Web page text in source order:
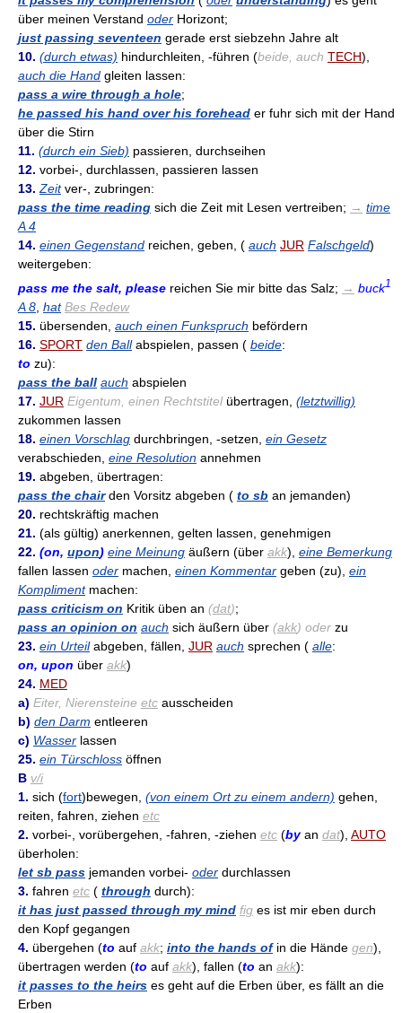
über meinen Verstand oder Horizont;
just passing seventeen gerade erst siebzehn Jahre alt
10. (durch etwas) hindurchleiten, -führen (beide, auch TECH),
auch die Hand gleiten lassen:
pass a wire through a hole;
he passed his hand over his forehead er fuhr sich mit der Hand
über die Stirn
11. (durch ein Sieb) passieren, durchseihen
12. vorbei-, durchlassen, passieren lassen
13. Zeitver-, zubringen:
pass the time reading sich die Zeit mit Lesen vertreiben; → time
A 4
14. einen Gegenstand reichen, geben, ( auch JUR Falschgeld)
weitergeben:
pass me the salt, please reichen Sie mir bitte das Salz; → buck1
A 8 hat Bes Redew
15. übersenden, auch einen Funkspruch befördern
16. SPORT den Ballabspielen, passen ( beide:
to zu):
pass the ball auch abspielen
17. JUR Eigentum, einen Rechtstitelübertragen, (letztwillig)
zukommen lassen
18. einen Vorschlag durchbringen, -setzen, ein Gesetz
verabschieden, eine Resolution annehmen
19. abgeben, übertragen:
pass the chairden Vorsitz abgeben ( to sb an jemanden)
20. rechtskräftig machen
21. (als gültig) anerkennen, gelten lassen, genehmigen
22. (on, upon) eine Meinung äußern (über akk), eine Bemerkung
fallen lassen oder machen, einen Kommentar geben (zu), ein
Komplimentmachen:
pass criticism on Kritik üben an (dat);
pass an opinion on auch sich äußern über (akk) oder zu
23. ein Urteilabgeben, fällen, JUR auch sprechen ( alle:
on, upon über akk)
24. MED
a) Eiter, Nierensteine etc ausscheiden
b) den Darm entleeren
c) Wasser lassen
25. ein Türschloss öffnen
B v/i
1. sich (fort)bewegen, (von einem Ort zu einem andern) gehen,
reiten, fahren, ziehen etc
2. vorbei-, vorübergehen, -fahren, -ziehen etc (byan dat), AUTO
überholen:
let sb pass jemanden vorbei- oder durchlassen
3. fahren etc ( through durch):
it has just passed through my mind fig es ist mir eben durch
den Kopf gegangen
4. übergehen (to auf akk; into the hands ofin die Hände gen),
übertragen werden (to auf akk), fallen (to an akk):
it passes to the heirs es geht auf die Erben über, es fällt an die
Erben